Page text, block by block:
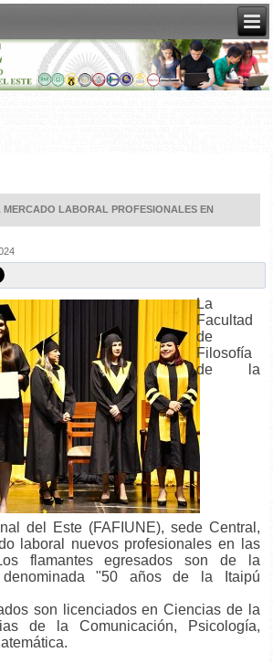
LABORAL PROFESIONALES EN
La
Facultad
de
Filosofía
de la
del Este (FAFIUNE), sede Central,
laboral nuevos profesionales en las
flamantes egresados son de la
denominada "50 años de la Itaipú
son licenciados en Ciencias de la
de la Comunicación, Psicología,